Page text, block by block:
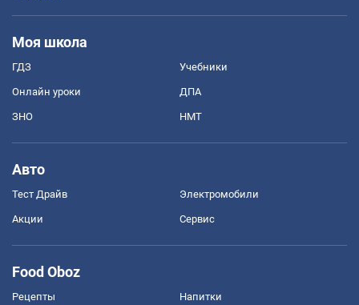
Моя школа
ГДЗ Учебники
Онлайн уроки ДПА
ЗНО НМТ
Авто
Тест Драйв Электромобили
Акции Сервис
Food Oboz
Рецепты Напитки